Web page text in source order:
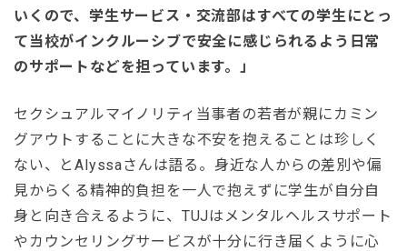
いくので、学生サービス・交流部はすべての学生にとっ
て当校がインクルーシブで安全に感じられるよう日常
のサポートなどを担っています。」
セクシュアルマイノリティ当事者の若者が親にカミン
グアウトすることに大きな不安を抱えることは珍しく
ない、とAlyssaさんは語る。身近な人からの差別や偏
見からくる精神的負担を一人で抱えずに学生が自分自
身と向き合えるように、TUJはメンタルヘルスサポート
やカウンセリングサービスが十分に行き届くように心